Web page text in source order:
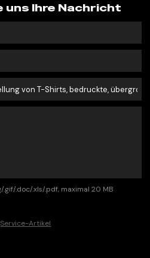
uns Ihre Nachricht
.doc/.xls/.pdf, maximal 20 MB
Service-Artikel